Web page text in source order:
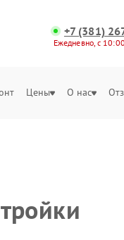
+7 (381)
Ежедневно, с
Цены О нас